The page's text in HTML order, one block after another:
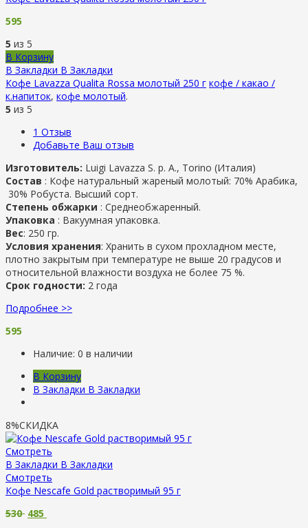
595
5 из 5
В Корзину
В Закладки В Закладки
Кофе Lavazza Qualita Rossa молотый 250 г кофе / какао /
к.напиток, кофе молотый.
5 из 5
1 Отзыв
Добавьте Ваш отзыв
Изготовитель: Luigi Lavazza S. p. A., Torino (Италия)
Состав : Кофе натуральный жареный молотый: 70% Арабика,
30% Робуста. Высший сорт.
Степень обжарки : Cреднеобжаренный.
Упаковка : Вакуумная упаковка.
Вес: 250 гр.
Условия хранения: Хранить в сухом прохладном месте,
плотно закрытым при температуре не выше 20 градусов и
относительной влажности воздуха не более 75 %.
Срок годности: 2 года
Подробнее >>
595
Наличие: 0 в наличии
В Корзину
В Закладки В Закладки
8%СКИДКА
Смотреть
В Закладки В Закладки
Смотреть
Кофе Nescafe Gold растворимый 95 г
530 485